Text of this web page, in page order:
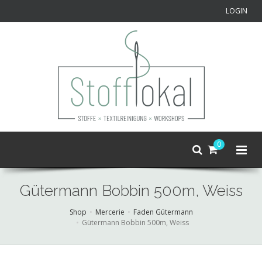
LOGIN
0
Gütermann Bobbin 500m, Weiss
Shop Mercerie
Faden Gütermann
Gütermann Bobbin 500m, Weiss